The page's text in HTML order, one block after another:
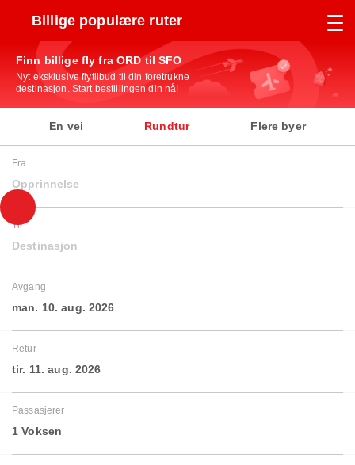
Billige populære ruter
Finn billige fly fra ORD til SFO
Nyt eksklusive flytilbud til din foretrukne
destinasjon. Start bestillingen din nå!
En vei Rundtur Flere byer
Fra
Opprinnelse
Til
Destinasjon
Avgang
man. 10. aug. 2026
Retur
tir. 11. aug. 2026
Passasjerer
1 Voksen